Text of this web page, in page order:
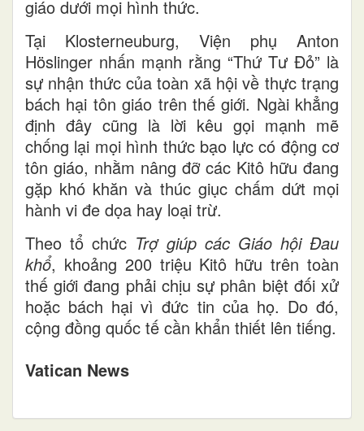
giáo dưới mọi hình thức.
Tại Klosterneuburg, Viện phụ Anton
Höslinger nhấn mạnh rằng “Thứ Tư Đỏ” là
sự nhận thức của toàn xã hội về thực trạng
bách hại tôn giáo trên thế giới. Ngài khẳng
định đây cũng là lời kêu gọi mạnh mẽ
chống lại mọi hình thức bạo lực có động cơ
tôn giáo, nhằm nâng đỡ các Kitô hữu đang
gặp khó khăn và thúc giục chấm dứt mọi
hành vi đe dọa hay loại trừ.
Theo tổ chức Trợ giúp các Giáo hội Đau
khổ, khoảng 200 triệu Kitô hữu trên toàn
thế giới đang phải chịu sự phân biệt đối xử
hoặc bách hại vì đức tin của họ. Do đó,
cộng đồng quốc tế cần khẩn thiết lên tiếng.
Vatican News